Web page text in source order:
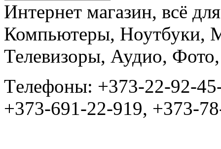
Интернет магазин, всё
Компьютеры, Ноутбуки,
Телевизоры, Аудио,
Tелефоны: +373-22-92-
+373-691-22-919, +373-